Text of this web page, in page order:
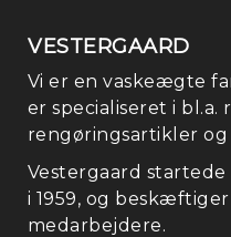
VESTERGAARD
Vi er en vaskeægte
er specialiseret i bl.a.
rengøringsartikler
Vestergaard startede
i 1959, og beskæftiger
medarbejdere.